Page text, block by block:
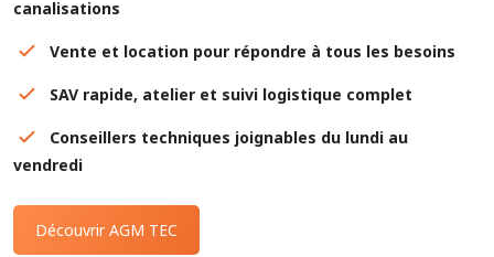
canalisations
Vente et location pour répondre à tous les besoins
SAV rapide, atelier et suivi logistique complet
Conseillers techniques joignables du lundi au
vendredi
Découvrir AGM TEC